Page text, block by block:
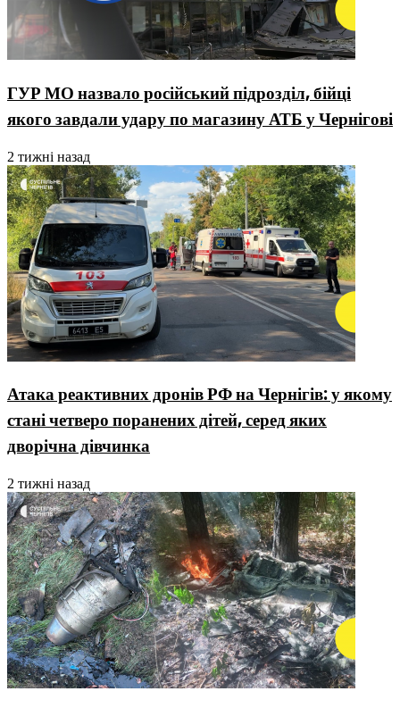
ГУР МО назвало російський підрозділ, бійці
якого завдали удару по магазину АТБ у Чернігові
2 тижні назад
Атака реактивних дронів РФ на Чернігів: у якому
стані четверо поранених дітей, серед яких
дворічна дівчинка
2 тижні назад